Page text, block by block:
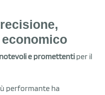
notevoli e promettenti per il
performante ha